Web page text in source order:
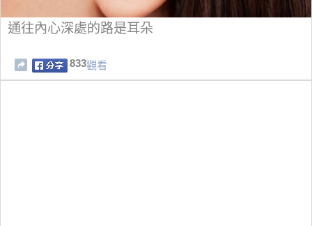
通往內心深處的路是耳朵
833觀看